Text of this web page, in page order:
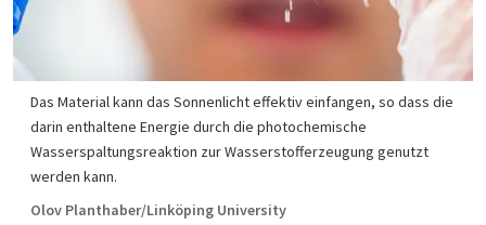
Das Material kann das Sonnenlicht effektiv einfangen, so dass die
darin enthaltene Energie durch die photochemische
Wasserspaltungsreaktion zur Wasserstofferzeugung genutzt
werden kann.
Olov Planthaber/Linköping University